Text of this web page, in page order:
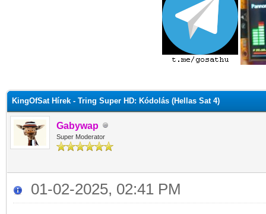
KingOfSat Hírek - Tring Super HD: Kódolás (Hellas Sat 4)
Gabywap
Super Moderator
01-02-2025, 02:41 PM